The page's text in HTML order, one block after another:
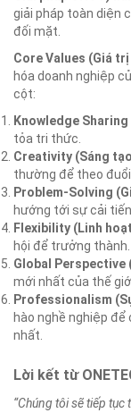
giải pháp toàn diện
đối mặt.
Core Values (Giá
hóa doanh nghiệp
cột:
Knowledge
tỏa tri thức.
Creativity (Sáng
thường để theo đuổi
Problem-Solving
hướng tới sự cải tiến
Flexibility (Linh
hội để trưởng thành.
Global Perspective
mới nhất của thế
Professionalism
hào nghề nghiệp
nhất.
Lời kết từ
“Chúng tôi sẽ tiếp